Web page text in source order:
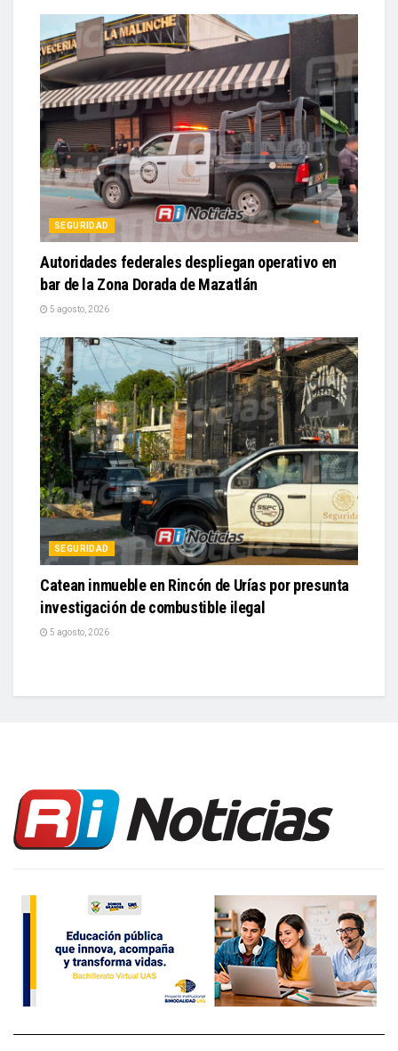
SEGURIDAD
Autoridades federales despliegan operativo en
bar de la Zona Dorada de Mazatlán
5 agosto, 2026
SEGURIDAD
Catean inmueble en Rincón de Urías por presunta
investigación de combustible ilegal
5 agosto, 2026